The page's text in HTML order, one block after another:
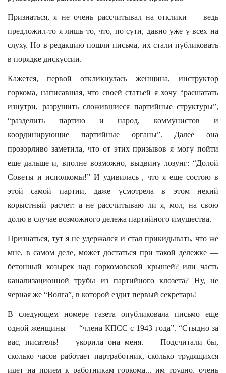
Признаться, я не очень рассчитывал на отклики — ведь
предложил-то я лишь то, что, по сути, давно уже у всех на
слуху. Но в редакцию пошли письма, их стали публиковать
в порядке дискуссии.
Кажется, первой откликнулась женщина, инструктор
горкома, написавшая, что своей статьей я хочу “расшатать
изнутри, разрушить сложившиеся партийные структуры”,
“разделить партию и народ, коммунистов и
координирующие партийные органы”. Далее она
прозорливо заметила, что от этих призывов я могу пойти
еще дальше и, вполне возможно, выдвину лозунг: “Долой
Советы и исполкомы!” И удивилась , что я еще состою в
этой самой партии, даже усмотрела в этом некий
корыстный расчет: а не рассчитываю ли я, мол, на свою
долю в случае возможного дележа партийного имущества.
Признаться, тут я не удержался и стал прикидывать, что же
мне, в самом деле, может достаться при такой дележке —
бетонный козырек над горкомовской крышей? или часть
канализационной трубы из партийного клозета? Ну, не
черная же “Волга”, в которой ездит первый секретарь!
В следующем номере газета опубликовала письмо еще
одной женщины — “члена КПСС с 1943 года”. “Стыдно за
вас, писатель! — укорила она меня. — Подсчитали бы,
сколько часов работает партработник, сколько трудящихся
идет на прием к работникам горкома... им трудно, очень